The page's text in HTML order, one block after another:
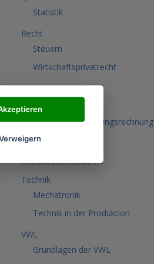
Statistik
Recht
Steuern
Wirtschaftsprivatrecht
Rewe & Controlling
Kosten- und Leistungsrechnung
Rechnungswesen
Sozialwissenschaften
Technik
Mechatronik
Technik in der Produktion
VWL
Grundlagen der VWL